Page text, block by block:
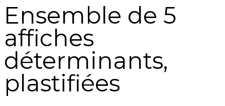
Ensemble de 5
affiches
déterminants,
plastifiées